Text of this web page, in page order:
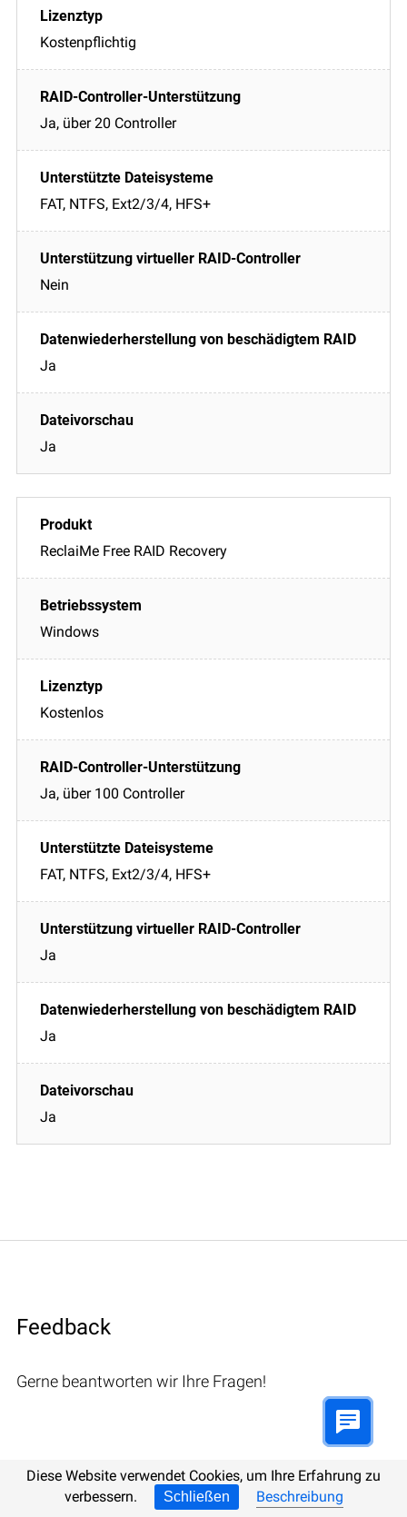
Kostenpflichtig
Ja, über 20 Controller
FAT, NTFS, Ext2/3/4, HFS+
Nein
Ja
Ja
ReclaiMe Free RAID Recovery
Windows
Kostenlos
Ja, über 100 Controller
FAT, NTFS, Ext2/3/4, HFS+
Ja
Ja
Ja
Feedback
Gerne beantworten wir Ihre Fragen!
Bemerkungen (1)
Diese Website verwendet Cookies, um Ihre Erfahrung zu
verbessern.
Schließen Beschreibung